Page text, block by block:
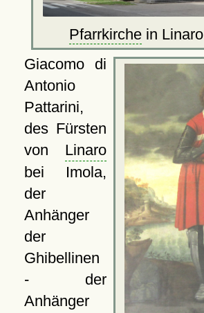
Pfarrkirchein Linaro
Giacomo di
Antonio
Pattarini,
des Fürsten
von Linaro
bei Imola,
der
Anhänger
der
Ghibellinen
- der
Anhänger